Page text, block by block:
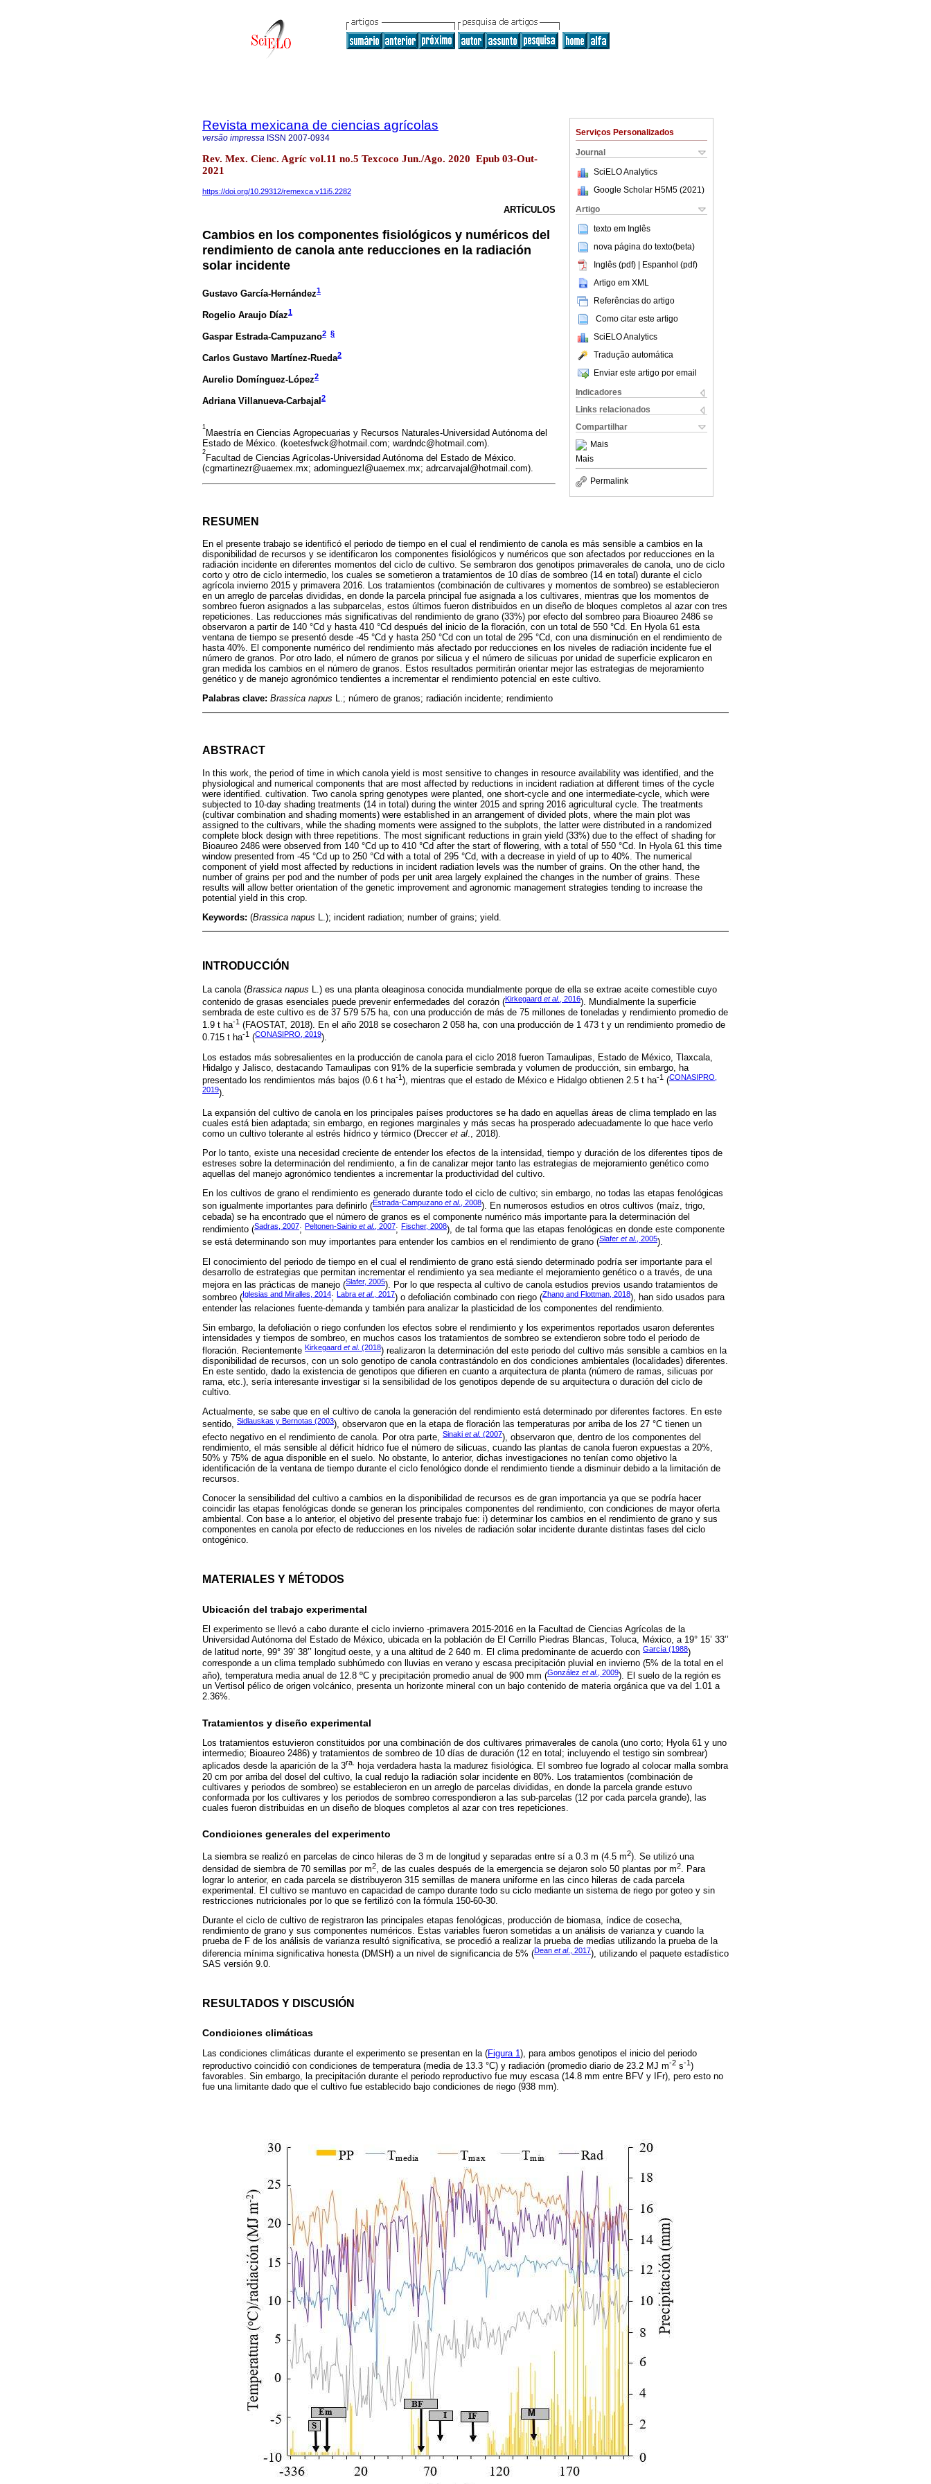
Serviços Personalizados
Journal
SciELO Analytics
Google Scholar H5M5 (2021 )
Artigo
texto em Inglês
nova página do texto(beta)
Inglês (pdf) | Espanhol (pdf)
Artigo em XML
Referências do artigo
Como citar este artigo
SciELO Analytics
Tradução automática
Enviar este artigo por email
Indicadores
Links relacionados
Compartilhar
Mais
Mais
Permalink
Revista mexicana de ciencias agrícolas
versão impressa ISSN 2007-0934
Rev. Mex. Cienc. Agríc vol.11 no.5 Texcoco Jun./Ago. 2020 Epub 03-Out-
2021
https://doi.org/10.29312/remexca.v11i5.2282
ARTÍCULOS
Cambios en los componentes fisiológicos y numéricos del
rendimiento de canola ante reducciones en la radiación
solar incidente
Gustavo García-Hernández1
Rogelio Araujo Díaz1
Gaspar Estrada-Campuzano2 §
Carlos Gustavo Martínez-Rueda2
Aurelio Domínguez-López2
Adriana Villanueva-Carbajal 2
1
Maestría en Ciencias Agropecuarias y Recursos Naturales-Universidad Autónoma del
Estado de México. (koetesfwck@hotmail.com; wardndc@hotmail.com).
2
Facultad de Ciencias Agrícolas-Universidad Autónoma del Estado de México.
(cgmartinezr@uaemex.mx; adominguezl@uaemex.mx; adrcarvajal@hotmail.com).
RESUMEN
En el presente trabajo se identificó el periodo de tiempo en el cual el rendimiento de canola es más sensible a cambios en la
disponibilidad de recursos y se identificaron los componentes fisiológicos y numéricos que son afectados por reducciones en la
radiación incidente en diferentes momentos del ciclo de cultivo. Se sembraron dos genotipos primaverales de canola, uno de ciclo
corto y otro de ciclo intermedio, los cuales se sometieron a tratamientos de 10 días de sombreo (14 en total) durante el ciclo
agrícola invierno 2015 y primavera 2016. Los tratamientos (combinación de cultivares y momentos de sombreo) se establecieron
en un arreglo de parcelas divididas, en donde la parcela principal fue asignada a los cultivares, mientras que los momentos de
sombreo fueron asignados a las subparcelas, estos últimos fueron distribuidos en un diseño de bloques completos al azar con tres
repeticiones. Las reducciones más significativas del rendimiento de grano (33%) por efecto del sombreo para Bioaureo 2486 se
observaron a partir de 140 °Cd y hasta 410 °Cd después del inicio de la floración, con un total de 550 °Cd. En Hyola 61 esta
ventana de tiempo se presentó desde -45 °Cd y hasta 250 °Cd con un total de 295 °Cd, con una disminución en el rendimiento de
hasta 40%. El componente numérico del rendimiento más afectado por reducciones en los niveles de radiación incidente fue el
número de granos. Por otro lado, el número de granos por silicua y el número de silicuas por unidad de superficie explicaron en
gran medida los cambios en el número de granos. Estos resultados permitirán orientar mejor las estrategias de mejoramiento
genético y de manejo agronómico tendientes a incrementar el rendimiento potencial en este cultivo.
Palabras clave: Brassica napus L.; número de granos; radiación incidente; rendimiento
ABSTRACT
In this work, the period of time in which canola yield is most sensitive to changes in resource availability was identified, and the
physiological and numerical components that are most affected by reductions in incident radiation at different times of the cycle
were identified. cultivation. Two canola spring genotypes were planted, one short-cycle and one intermediate-cycle, which were
subjected to 10-day shading treatments (14 in total) during the winter 2015 and spring 2016 agricultural cycle. The treatments
(cultivar combination and shading moments) were established in an arrangement of divided plots, where the main plot was
assigned to the cultivars, while the shading moments were assigned to the subplots, the latter were distributed in a randomized
complete block design with three repetitions. The most significant reductions in grain yield (33%) due to the effect of shading for
Bioaureo 2486 were observed from 140 °Cd up to 410 °Cd after the start of flowering, with a total of 550 °Cd. In Hyola 61 this time
window presented from -45 °Cd up to 250 °Cd with a total of 295 °Cd, with a decrease in yield of up to 40%. The numerical
component of yield most affected by reductions in incident radiation levels was the number of grains. On the other hand, the
number of grains per pod and the number of pods per unit area largely explained the changes in the number of grains. These
results will allow better orientation of the genetic improvement and agronomic management strategies tending to increase the
potential yield in this crop.
Keywords: (Brassica napus L.); incident radiation; number of grains; yield.
INTRODUCCIÓN
La canola (Brassica napus L.) es una planta oleaginosa conocida mundialmente porque de ella se extrae aceite comestible cuyo
contenido de grasas esenciales puede prevenir enfermedades del corazón (Kirkegaard et al., 2016). Mundialmente la superficie
sembrada de este cultivo es de 37 579 575 ha, con una producción de más de 75 millones de toneladas y rendimiento promedio de
1.9 t ha-1 (FAOSTAT, 2018). En el año 2018 se cosecharon 2 058 ha, con una producción de 1 473 t y un rendimiento promedio de
0.715 t ha-1 (CONASIPRO, 2019).
Los estados más sobresalientes en la producción de canola para el ciclo 2018 fueron Tamaulipas, Estado de México, Tlaxcala,
Hidalgo y Jalisco, destacando Tamaulipas con 91% de la superficie sembrada y volumen de producción, sin embargo, ha
presentado los rendimientos más bajos (0.6 t ha-1), mientras que el estado de México e Hidalgo obtienen 2.5 t ha-1 (CONASIPRO,
2019).
La expansión del cultivo de canola en los principales países productores se ha dado en aquellas áreas de clima templado en las
cuales está bien adaptada; sin embargo, en regiones marginales y más secas ha prosperado adecuadamente lo que hace verlo
como un cultivo tolerante al estrés hídrico y térmico (Dreccer et al., 2018).
Por lo tanto, existe una necesidad creciente de entender los efectos de la intensidad, tiempo y duración de los diferentes tipos de
estreses sobre la determinación del rendimiento, a fin de canalizar mejor tanto las estrategias de mejoramiento genético como
aquellas del manejo agronómico tendientes a incrementar la productividad del cultivo.
En los cultivos de grano el rendimiento es generado durante todo el ciclo de cultivo; sin embargo, no todas las etapas fenológicas
son igualmente importantes para definirlo (Estrada-Campuzano et al., 2008). En numerosos estudios en otros cultivos (maíz, trigo,
cebada) se ha encontrado que el número de granos es el componente numérico más importante para la determinación del
rendimiento (Sadras, 2007; Peltonen-Sainio et al., 2007; Fischer, 2008), de tal forma que las etapas fenológicas en donde este componente
se está determinando son muy importantes para entender los cambios en el rendimiento de grano (Slafer et al., 2005).
El conocimiento del periodo de tiempo en el cual el rendimiento de grano está siendo determinado podría ser importante para el
desarrollo de estrategias que permitan incrementar el rendimiento ya sea mediante el mejoramiento genético o a través, de una
mejora en las prácticas de manejo (Slafer, 2005). Por lo que respecta al cultivo de canola estudios previos usando tratamientos de
sombreo (Iglesias and Miralles, 2014; Labra et al., 2017) o defoliación combinado con riego (Zhang and Flottman, 2018), han sido usados para
entender las relaciones fuente-demanda y también para analizar la plasticidad de los componentes del rendimiento.
Sin embargo, la defoliación o riego confunden los efectos sobre el rendimiento y los experimentos reportados usaron deferentes
intensidades y tiempos de sombreo, en muchos casos los tratamientos de sombreo se extendieron sobre todo el periodo de
floración. Recientemente Kirkegaard et al. (2018) realizaron la determinación del este periodo del cultivo más sensible a cambios en la
disponibilidad de recursos, con un solo genotipo de canola contrastándolo en dos condiciones ambientales (localidades) diferentes.
En este sentido, dado la existencia de genotipos que difieren en cuanto a arquitectura de planta (número de ramas, silicuas por
rama, etc.), sería interesante investigar si la sensibilidad de los genotipos depende de su arquitectura o duración del ciclo de
cultivo.
Actualmente, se sabe que en el cultivo de canola la generación del rendimiento está determinado por diferentes factores. En este
sentido, Sidlauskas y Bernotas (2003), observaron que en la etapa de floración las temperaturas por arriba de los 27 °C tienen un
efecto negativo en el rendimiento de canola. Por otra parte, Sinaki et al. (2007), observaron que, dentro de los componentes del
rendimiento, el más sensible al déficit hídrico fue el número de silicuas, cuando las plantas de canola fueron expuestas a 20%,
50% y 75% de agua disponible en el suelo. No obstante, lo anterior, dichas investigaciones no tenían como objetivo la
identificación de la ventana de tiempo durante el ciclo fenológico donde el rendimiento tiende a disminuir debido a la limitación de
recursos.
Conocer la sensibilidad del cultivo a cambios en la disponibilidad de recursos es de gran importancia ya que se podría hacer
coincidir las etapas fenológicas donde se generan los principales componentes del rendimiento, con condiciones de mayor oferta
ambiental. Con base a lo anterior, el objetivo del presente trabajo fue: i) determinar los cambios en el rendimiento de grano y sus
componentes en canola por efecto de reducciones en los niveles de radiación solar incidente durante distintas fases del ciclo
ontogénico.
MATERIALES Y MÉTODOS
Ubicación del trabajo experimental
El experimento se llevó a cabo durante el ciclo invierno -primavera 2015-2016 en la Facultad de Ciencias Agrícolas de la
Universidad Autónoma del Estado de México, ubicada en la población de El Cerrillo Piedras Blancas, Toluca, México, a 19° 15’ 33’’
de latitud norte, 99° 39’ 38’’ longitud oeste, y a una altitud de 2 640 m. El clima predominante de acuerdo con García (1988)
corresponde a un clima templado subhúmedo con lluvias en verano y escasa precipitación pluvial en invierno (5% de la total en el
año), temperatura media anual de 12.8 ºC y precipitación promedio anual de 900 mm (González et al., 2009). El suelo de la región es
un Vertisol pélico de origen volcánico, presenta un horizonte mineral con un bajo contenido de materia orgánica que va del 1.01 a
2.36%.
Tratamientos y diseño experimental
Los tratamientos estuvieron constituidos por una combinación de dos cultivares primaverales de canola (uno corto; Hyola 61 y uno
intermedio; Bioaureo 2486) y tratamientos de sombreo de 10 días de duración (12 en total; incluyendo el testigo sin sombrear)
aplicados desde la aparición de la 3ra.
hoja verdadera hasta la madurez fisiológica. El sombreo fue logrado al colocar malla sombra
20 cm por arriba del dosel del cultivo, la cual redujo la radiación solar incidente en 80%. Los tratamientos (combinación de
cultivares y periodos de sombreo) se establecieron en un arreglo de parcelas divididas, en donde la parcela grande estuvo
conformada por los cultivares y los periodos de sombreo correspondieron a las sub-parcelas (12 por cada parcela grande), las
cuales fueron distribuidas en un diseño de bloques completos al azar con tres repeticiones.
Condiciones generales del experimento
La siembra se realizó en parcelas de cinco hileras de 3 m de longitud y separadas entre sí a 0.3 m (4.5 m2). Se utilizó una
densidad de siembra de 70 semillas por m2, de las cuales después de la emergencia se dejaron solo 50 plantas por m2. Para
lograr lo anterior, en cada parcela se distribuyeron 315 semillas de manera uniforme en las cinco hileras de cada parcela
experimental. El cultivo se mantuvo en capacidad de campo durante todo su ciclo mediante un sistema de riego por goteo y sin
restricciones nutricionales por lo que se fertilizó con la fórmula 150-60-30.
Durante el ciclo de cultivo de registraron las principales etapas fenológicas, producción de biomasa, índice de cosecha,
rendimiento de grano y sus componentes numéricos. Estas variables fueron sometidas a un análisis de varianza y cuando la
prueba de F de los análisis de varianza resultó significativa, se procedió a realizar la prueba de medias utilizando la prueba de la
diferencia mínima significativa honesta (DMSH) a un nivel de significancia de 5% (Dean et al., 2017), utilizando el paquete estadístico
SAS versión 9.0.
RESULTADOS Y DISCUSIÓN
Condiciones climáticas
Las condiciones climáticas durante el experimento se presentan en la (Figura 1 ), para ambos genotipos el inicio del periodo
reproductivo coincidió con condiciones de temperatura (media de 13.3 °C) y radiación (promedio diario de 23.2 MJ m-2 s-1)
favorables. Sin embargo, la precipitación durante el periodo reproductivo fue muy escasa (14.8 mm entre BFV y IFr), pero esto no
fue una limitante dado que el cultivo fue establecido bajo condiciones de riego (938 mm).